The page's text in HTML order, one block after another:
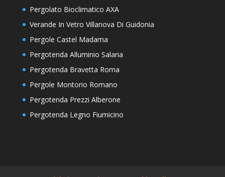
Pergolato Bioclimatico AXA
Verande In Vetro Villanova Di Guidonia
Pergole Castel Madama
Pergotenda Alluminio Salaria
Pergotenda Bravetta Roma
Pergole Montorio Romano
Pergotenda Prezzi Alberone
Pergotenda Legno Fiumicino